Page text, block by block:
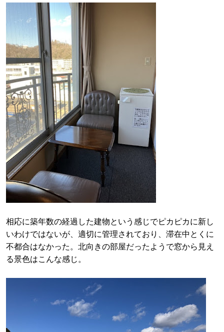
相応に築年数の経過した建物という感じでピカピカに新し
いわけではないが、適切に管理されており、滞在中とくに
不都合はなかった。北向きの部屋だったようで窓から見え
る景色はこんな感じ。